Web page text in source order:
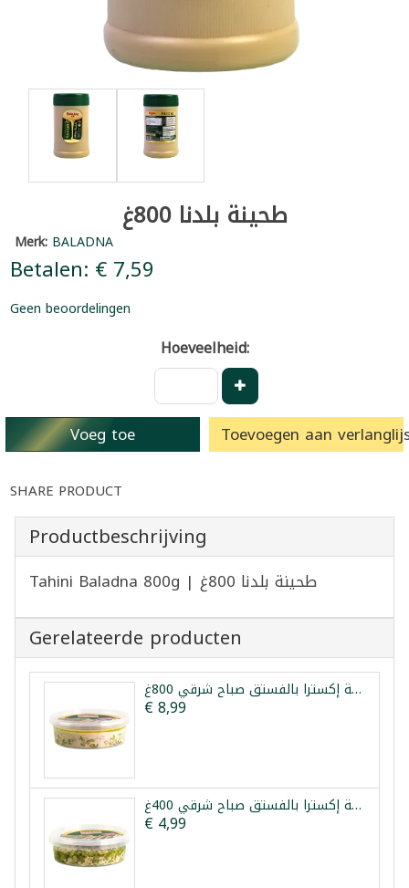
طحينة بلدنا 800غ
Merk: BALADNA
Betalen: € 7,59
Geen beoordelingen
Hoeveelheid:
Voeg toe Toevoegen aan
SHARE PRODUCT
Productbeschrijving
Tahini Baladna 800g | طحينة بلدنا 800غ
Gerelateerde producten
حلاوة طحينية إكسترا بالفستق صباح شرقي 800غ
€ 8,99
حلاوة طحينية إكسترا بالفستق صباح شرقي 400غ
€ 4,99